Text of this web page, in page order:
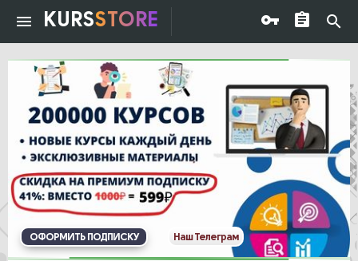
KURSSTORE
ОФОРМИТЬ ПОДПИСКУ Наш Телеграм